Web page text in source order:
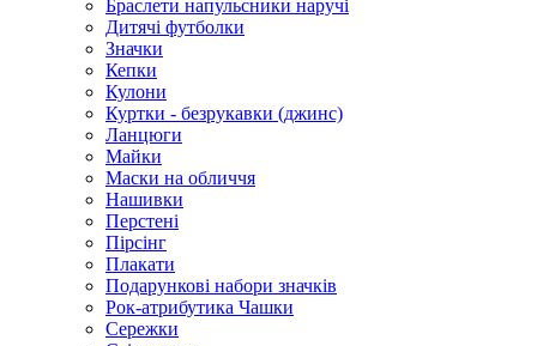
Браслети напульсники наручі
Дитячі футболки
Значки
Кепки
Кулони
Куртки - безрукавки (джинс)
Ланцюги
Майки
Маски на обличчя
Нашивки
Перстені
Пірсінг
Плакати
Подарункові набори значків
Рок-атрибутика Чашки
Сережки